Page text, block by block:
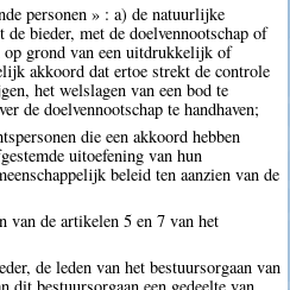
personen » : a) de natuurlijke
bieder, met de doelvennootschap of
op grond van een uitdrukkelijk of
akkoord dat ertoe strekt de controle
het welslagen van een bod te
de doelvennootschap te handhaven;
die een akkoord hebben
uitoefening van hun
beleid ten aanzien van de
de artikelen 5 en 7 van het
de leden van het bestuursorgaan van